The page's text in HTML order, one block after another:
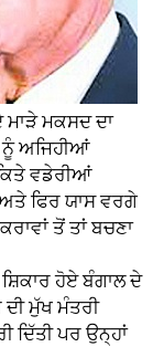
ਮਾੜੇ ਮਕਸਦ ਦਾ
ਨੂੰ ਅਜਿਹੀਆਂ
ਵਡੇਰੀਆਂ
ਅਤੇ ਫਿਰ ਯਾਸ ਵਰਗੇ
ਤੋਂ ਤਾਂ ਬਚਣਾ
ਹੋਏ ਬੰਗਾਲ ਦੇ
ਮੁੱਖ ਮੰਤਰੀ
ਦਿੱਤੀ ਪਰ ਉਨ੍ਹਾਂ